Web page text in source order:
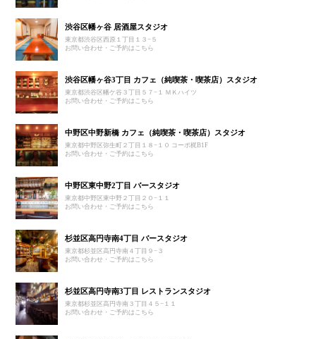
渋谷区幡ヶ谷 居酒屋スタジオ
東京都渋谷区西原１丁目１３−５
お問い合わせ・ご予約はこちら
渋谷区幡ヶ谷3丁目 カフェ（純喫茶・喫茶店）スタジオ
東京都渋谷区幡ケ谷３丁目５７−１ ＭＫハイツ
お問い合わせ・ご予約はこちら
中野区中野新橋 カフェ（純喫茶・喫茶店）スタジオ
東京都中野区弥生町２丁目１８−１０ コーポ梶B1F
お問い合わせ・ご予約はこちら
中野区東中野2丁目 バースタジオ
東京都中野区東中野２丁目２０−１１
お問い合わせ・ご予約はこちら
杉並区高円寺南4丁目 バースタジオ
東京都杉並区高円寺南４丁目９−３
お問い合わせ・ご予約はこちら
杉並区高円寺南3丁目 レストランスタジオ
東京都杉並区高円寺南３丁目４５−１１
お問い合わせ・ご予約はこちら